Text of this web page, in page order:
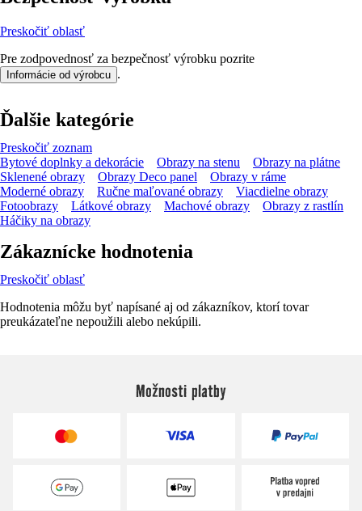
Preskočiť oblasť
Pre zodpovednosť za bezpečnosť výrobku pozrite
Informácie od výrobcu .
Ďalšie kategórie
Preskočiť zoznam
Bytové doplnky a dekorácie
Obrazy na stenu
Obrazy na plátne
Sklenené obrazy
Obrazy Deco panel
Obrazy v ráme
Moderné obrazy
Ručne maľované obrazy
Viacdielne obrazy
Fotoobrazy
Látkové obrazy Machové obrazy
Obrazy z rastlín
Háčiky na obrazy
Zákaznícke hodnotenia
Preskočiť oblasť
Hodnotenia môžu byť napísané aj od zákazníkov, ktorí tovar
preukázateľne nepoužili alebo nekúpili.
Možnosti platby